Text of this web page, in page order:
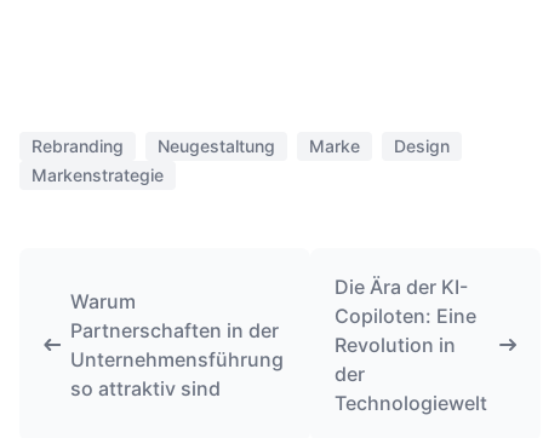
Rebranding Neugestaltung Marke
Design
Markenstrategie
Warum
Partnerschaften in der
Unternehmensführung
so attraktiv sind
Die Ära der KI-
Copiloten: Eine
Revolution in
der
Technologiewelt